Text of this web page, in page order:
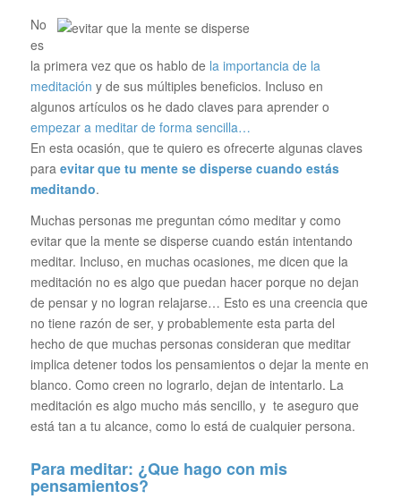
No
es
la primera vez que os hablo de la importancia de la
meditación y de sus múltiples beneficios. Incluso en
algunos artículos os he dado claves para aprender o
empezar a meditar de forma sencilla…
En esta ocasión, que te quiero es ofrecerte algunas claves
paraevitar que tu mente se disperse cuando estás
meditando.
Muchas personas me preguntan cómo meditar y como
evitar que la mente se disperse cuando están intentando
meditar. Incluso, en muchas ocasiones, me dicen que la
meditación no es algo que puedan hacer porque no dejan
de pensar y no logran relajarse… Esto es una creencia que
no tiene razón de ser, y probablemente esta parta del
hecho de que muchas personas consideran que meditar
implica detener todos los pensamientos o dejar la mente en
blanco. Como creen no lograrlo, dejan de intentarlo. La
meditación es algo mucho más sencillo, y te aseguro que
está tan a tu alcance, como lo está de cualquier persona.
Para meditar: ¿Que hago con mis
pensamientos?